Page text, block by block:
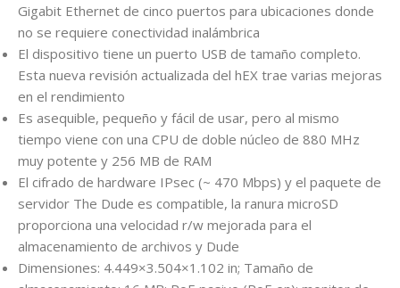
Gigabit Ethernet de cinco puertos para ubicaciones donde
no se requiere conectividad inalámbrica
El dispositivo tiene un puerto USB de tamaño completo.
Esta nueva revisión actualizada del hEX trae varias mejoras
en el rendimiento
Es asequible, pequeño y fácil de usar, pero al mismo
tiempo viene con una CPU de doble núcleo de 880 MHz
muy potente y 256 MB de RAM
El cifrado de hardware IPsec (~ 470 Mbps) y el paquete de
servidor The Dude es compatible, la ranura microSD
proporciona una velocidad r/w mejorada para el
almacenamiento de archivos y Dude
Dimensiones: 4.449×3.504×1.102 in; Tamaño de